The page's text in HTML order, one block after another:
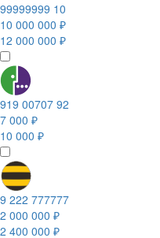
99999999 10
10 000 000 ₽
12 000 000 ₽
919 00707 92
7 000 ₽
10 000 ₽
9 222 777777
2 000 000 ₽
2 400 000 ₽